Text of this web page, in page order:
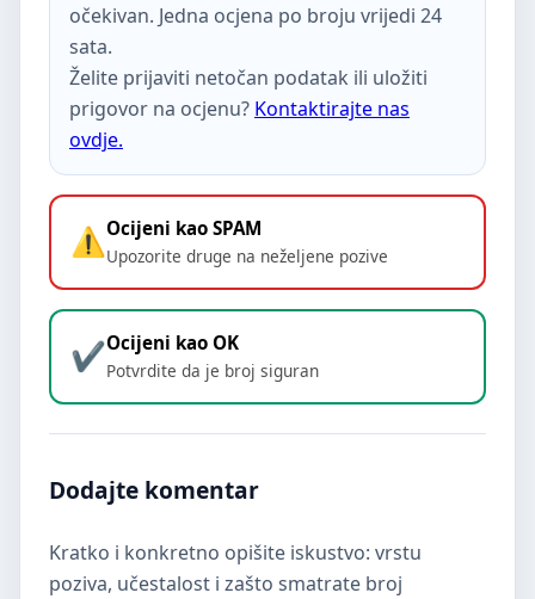
očekivan. Jedna ocjena po broju vrijedi 24
sata.
Želite prijaviti netočan podatak ili uložiti
prigovor na ocjenu? Kontaktirajte nas
ovdje.
Ocijeni kao SPAM
Upozorite druge na neželjene pozive
Ocijeni kao OK
Potvrdite da je broj siguran
Dodajte komentar
Kratko i konkretno opišite iskustvo: vrstu
poziva, učestalost i zašto smatrate broj